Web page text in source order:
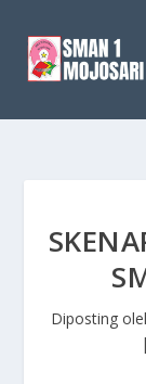
Diposting
|